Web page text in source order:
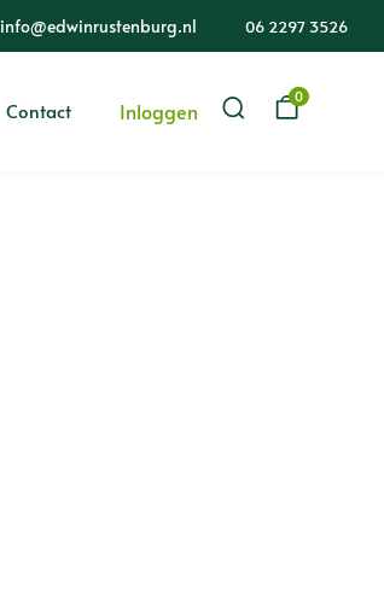
info@edwinrustenburg.nl 06 2297 3526
Contact Inloggen
0